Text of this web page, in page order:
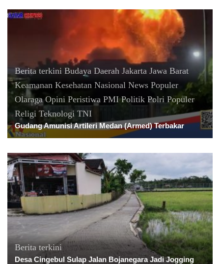
Berita terkini Budaya Daerah Jakarta Jawa Barat
Keamanan Kesehatan Nasional News Populer
Olaraga Opini Peristiwa PMI Politik Polri Populer
Religi Teknologi TNI
Gudang Amunisi Artileri Medan (Armed) Terbakar
Berita terkini
Desa Cingebul Sulap Jalan Bojanegara Jadi Jogging